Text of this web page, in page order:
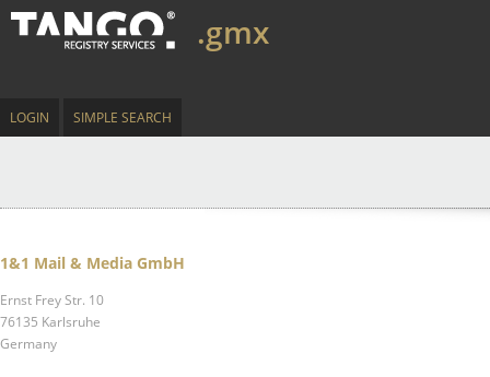
.gmx
LOGIN SIMPLE SEARCH
1&1 Mail & Media GmbH
Ernst Frey Str. 10
76135 Karlsruhe
Germany